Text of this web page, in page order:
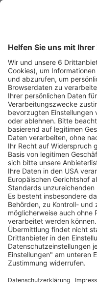
Legen Sie zum
Mitbieten eine
Höchstgrenze für
Ihr Gebot fest. Ein
automatischer
Bietagent bietet
für Sie bis zum
Höchstgebot.